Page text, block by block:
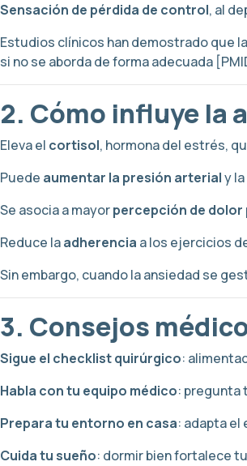
Sensación de pérdida de control, al
Estudios clínicos han demostrado que
si no se aborda de forma adecuada
2. Cómo influye la
Eleva el cortisol, hormona del estrés,
Puede aumentar la presión arterialy
Se asocia a mayorpercepción de
Reduce laadherencia a los ejercicios
Sin embargo, cuando la ansiedad se
3. Consejos
Sigue el checklist quirúrgico:
Habla con tu equipo médico: pregunta
Prepara tu entorno en casa: adapta
Cuida tu sueño: dormir bien fortalece